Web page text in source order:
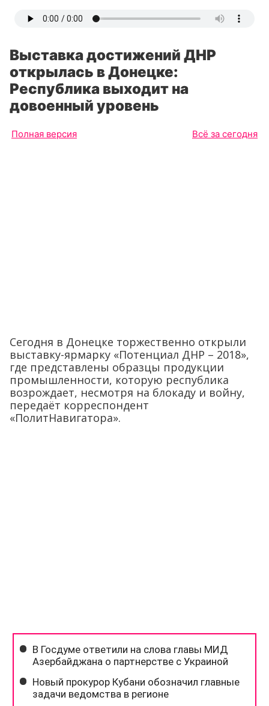
Выставка достижений ДНР
открылась в Донецке:
Республика выходит на
довоенный уровень
Полная версия Всё за сегодня
Сегодня в Донецке торжественно открыли
выставку-ярмарку «Потенциал ДНР – 2018»,
где представлены образцы продукции
промышленности, которую республика
возрождает, несмотря на блокаду и войну,
передаёт корреспондент
«ПолитНавигатора».